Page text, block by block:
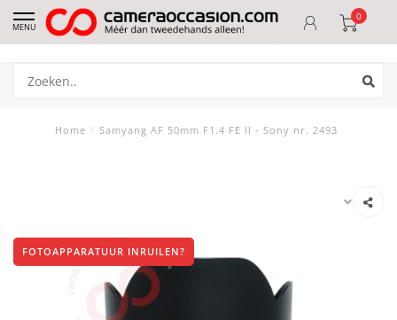
MENU
0
Home / Samyang AF 50mm F1.4 FE II - Sony nr. 2493
FOTOAPPARATUUR INRUILEN?